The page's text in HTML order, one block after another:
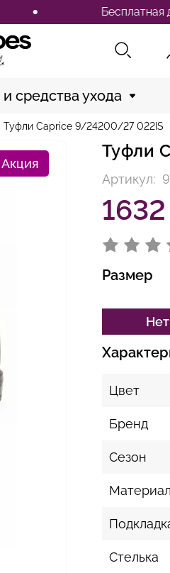
Бесплатная
средства ухода
Туфли Caprice 9/24200/27 022IS
Акция
Туфли
Артикул:
Размер
Цвет
Бренд
Сезон
Стелька